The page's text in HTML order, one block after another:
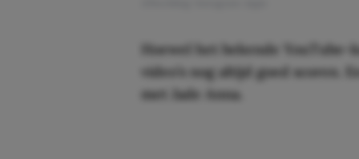
Hoewel het bekende
video’s nog altijd goed scoren.
met Jade Anna.